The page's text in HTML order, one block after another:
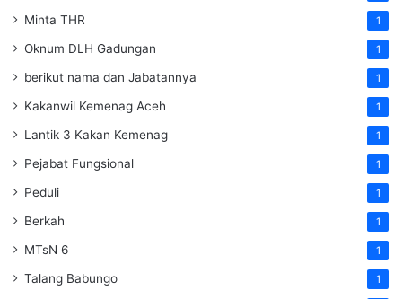
Minta THR 1
Oknum DLH Gadungan 1
berikut nama dan Jabatannya 1
Kakanwil Kemenag Aceh 1
Lantik 3 Kakan Kemenag 1
Pejabat Fungsional 1
Peduli 1
Berkah 1
MTsN 6 1
Talang Babungo 1